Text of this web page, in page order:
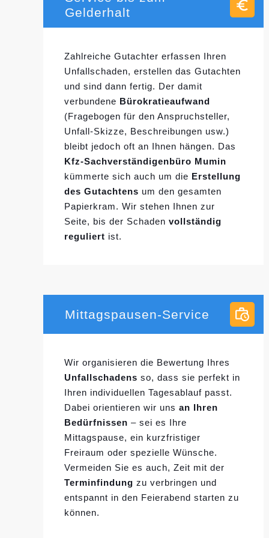
Gelderhalt
Zahlreiche Gutachter erfassen Ihren
Unfallschaden, erstellen das Gutachten
und sind dann fertig. Der damit
verbundene Bürokratieaufwand
(Fragebogen für den Anspruchsteller,
Unfall-Skizze, Beschreibungen usw.)
bleibt jedoch oft an Ihnen hängen. Das
Kfz-Sachverständigenbüro Mumin
kümmerte sich auch um die Erstellung
des Gutachtens um den gesamten
Papierkram. Wir stehen Ihnen zur
Seite, bis der Schaden vollständig
reguliert ist.
Mittagspausen-Service
Wir organisieren die Bewertung Ihres
Unfallschadens so, dass sie perfekt in
Ihren individuellen Tagesablauf passt.
Dabei orientieren wir uns an Ihren
Bedürfnissen – sei es Ihre
Mittagspause, ein kurzfristiger
Freiraum oder spezielle Wünsche.
Vermeiden Sie es auch, Zeit mit der
Terminfindung zu verbringen und
entspannt in den Feierabend starten zu
können.